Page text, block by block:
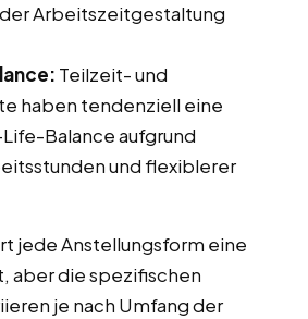
Arbeitszeitgestaltung
Teilzeit- und
haben tendenziell eine
Balance aufgrund
und flexiblerer
jede Anstellungsform eine
aber die spezifischen
je nach Umfang der